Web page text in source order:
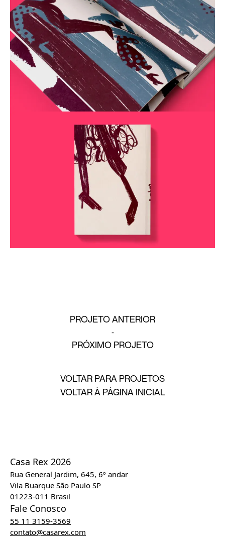
PROJETO ANTERIOR
PRÓXIMO PROJETO
VOLTAR PARA PROJETOS
VOLTAR À PÁGINA INICIAL
Casa Rex 2026
Rua General Jardim, 645, 6º andar
Vila Buarque São Paulo SP
01223-011 Brasil
Fale Conosco
55 11 3159-3569
contato@casarex.com